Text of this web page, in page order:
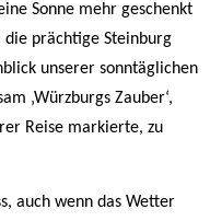
Sonne mehr geschenkt
prächtige Steinburg
unserer sonntäglichen
‚Würzburgs Zauber‘,
Reise markierte, zu
auch wenn das Wetter